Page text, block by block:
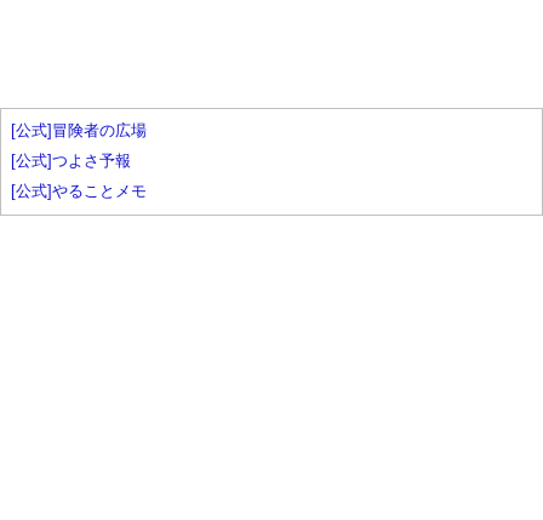
[公式]冒険者の広場
[公式]つよさ予報
[公式]やることメモ